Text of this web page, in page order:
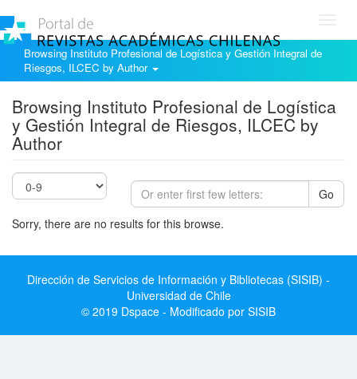
Browsing Instituto Profesional de Logística y Gestión Integral de
Riesgos, ILCEC by Author
Browsing Instituto Profesional de Logística
y Gestión Integral de Riesgos, ILCEC by
Author
Go
Sorry, there are no results for this browse.
Dirección de Servicios de Información y Bibliotecas (SISIB) -
Universidad de Chile
© 2019 Dspace - Modificado por SISIB